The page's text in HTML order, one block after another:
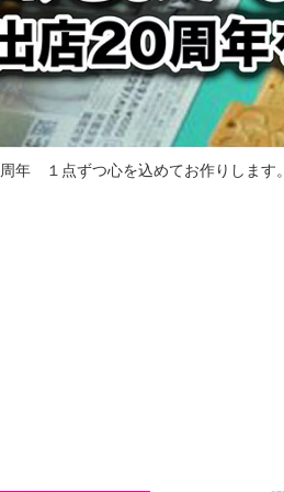
年 １点ずつ心を込めてお作りします。